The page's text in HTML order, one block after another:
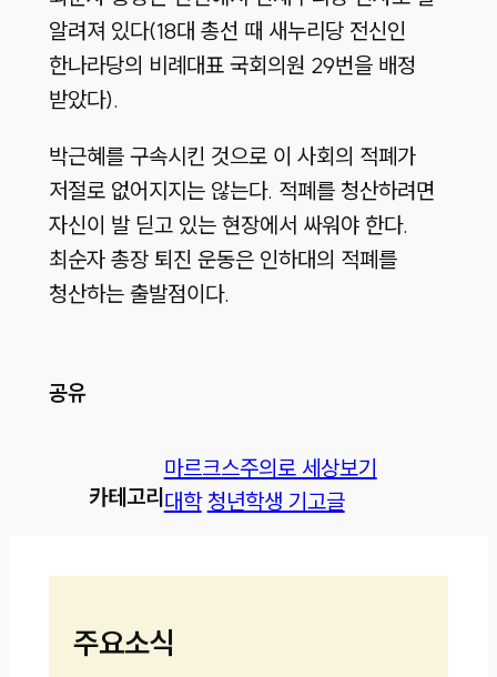
알려져 있다(18대 총선 때 새누리당 전신인
한나라당의 비례대표 국회의원 29번을 배정
받았다).
박근혜를 구속시킨 것으로 이 사회의 적폐가
저절로 없어지지는 않는다. 적폐를 청산하려면
자신이 발 딛고 있는 현장에서 싸워야 한다.
최순자 총장 퇴진 운동은 인하대의 적폐를
청산하는 출발점이다.
공유
카테고리
마르크스주의로 세상보기
대학 청년학생 기고글
주요소식